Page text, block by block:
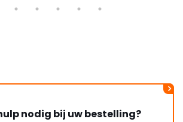
nodig bij uw bestelling?